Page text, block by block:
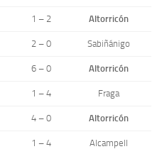
1 – 2 Altorricón
2 – 0 Sabiñánigo
6 – 0 Altorricón
1 – 4 Fraga
4 – 0 Altorricón
1 – 4 Alcampell